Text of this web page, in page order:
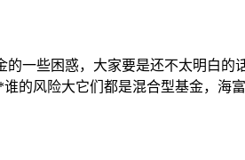
一些困惑，大家要是还不太明白的
的风险大它们都是混合型基金，海